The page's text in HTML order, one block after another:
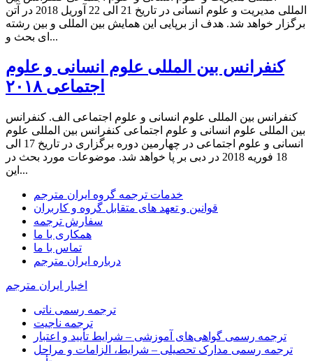
المللی مدیریت و علوم انسانی در تاریخ 21 الی 22 آوریل 2018 در آتن
برگزار خواهد شد. هدف از برپایی این همایش بین المللی و بین رشته
ای بحث و...
کنفرانس بین المللی علوم انسانی و علوم
اجتماعی ۲۰۱۸
کنفرانس بین المللی علوم انسانی و علوم اجتماعی الف. کنفرانس
بین المللی علوم انسانی و علوم اجتماعی کنفرانس بین المللی علوم
انسانی و علوم اجتماعی در چهارمین دوره برگزاری در تاریخ 17 الی
18 فوریه 2018 در دبی بر پا خواهد شد. موضوعات مورد بحث در
این...
خدمات ترجمه گروه ایران مترجم
قوانین و تعهد های متقابل گروه و کاربران
سفارش ترجمه
همکاری با ما
تماس با ما
درباره ایران مترجم
اخبار ایران مترجم
ترجمه رسمی ناتی
ترجمه ناجیت
ترجمه رسمی گواهی‌های آموزشی – شرایط تأیید و اعتبار
ترجمه رسمی مدارک تحصیلی – شرایط، الزامات و مراحل